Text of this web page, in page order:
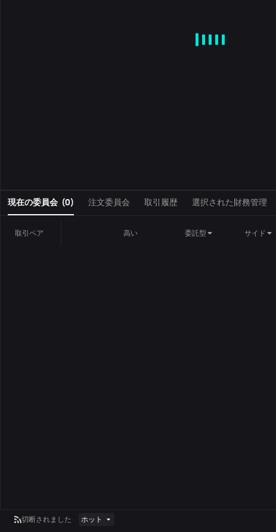
現在の委員会 (0) 注文委員会 取引履歴 選択された財務管理
取引ペア 高い 委託型 サイド
切断されました ホット